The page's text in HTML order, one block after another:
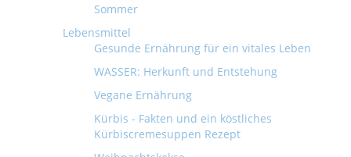
Sommer
Lebensmittel
Gesunde Ernährung für ein vitales Leben
WASSER: Herkunft und Entstehung
Vegane Ernährung
Kürbis - Fakten und ein köstliches
Kürbiscremesuppen Rezept